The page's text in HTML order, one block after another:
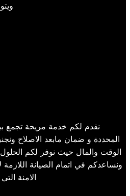
نقدم لكم خدمة مريحة تجمع
المحددة و ضمان مابعد الاصلاح
الوقت والمال حيث نوفر لكم الحلول
ونساعدكم في اتمام الصيانة اللازمة
الامنة